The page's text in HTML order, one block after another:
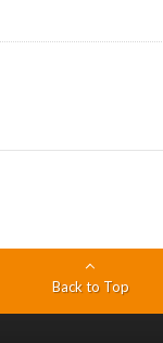
Back to Top